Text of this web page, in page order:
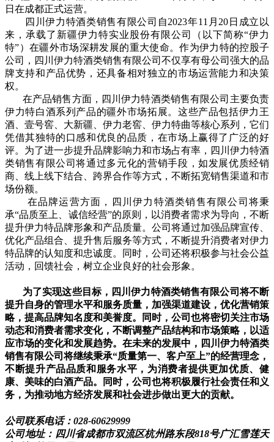
日在成都正式运营。
四川伊力特酒类销售有限公司自2023年11月20日成立以
来，承载了新疆伊力特实业股份有限公司（以下简称“伊力
特”）在疆外市场深耕发展的重大使命。作为伊力特的控股子
公司，四川伊力特酒类销售有限公司不仅享有母公司强大的品
牌支持和产品优势，还具备相对独立的市场运营能力和决策
权。
在产品销售方面，四川伊力特酒类销售有限公司主要负责
伊力特白酒系列产品的疆外市场拓展。这些产品包括伊力王
酒、壹号窖、大新疆、伊力老窖、伊力特曲等核心系列，它们
凭借其独特的口感和优良的品质，在市场上赢得了广泛的好
评。为了进一步提升品牌影响力和市场占有率，四川伊力特酒
类销售有限公司将通过多元化的营销手段，如发展优质经销
商、线上线下结合、跨界合作等方式，不断拓宽销售渠道和市
场份额。
在品牌运营方面，四川伊力特酒类销售有限公司将秉
承“品质至上、诚信经营”的原则，以消费者需求为导向，不断
提升伊力特品牌形象和产品质量。公司将通过加强品牌宣传、
优化产品组合、提升售后服务等方式，不断提升消费者对伊力
特品牌的认知度和忠诚度。同时，公司还将积极参与社会公益
活动，回馈社会，树立企业良好的社会形象。
为了实现这些目标，四川伊力特酒类销售有限公司将不断
提升自身的管理水平和服务质量，加强渠道建设，优化营销策
略，提高品牌知名度和美誉度。同时，公司也将密切关注市场
动态和消费者需求变化，不断调整产品结构和市场策略，以适
应市场的变化和发展趋势。在未来的发展中，四川伊力特酒类
销售有限公司将继续秉承“质量第一、客户至上”的经营理念，
不断提升产品品质和服务水平，为消费者提供更加优质、健
康、美味的白酒产品。同时，公司也将积极履行社会责任和义
务，为推动地方经济发展和社会进步做出更大的贡献。
公司联系电话：028-60629999
公司地址：四川省成都市双流区杭州路东段818号广汇雪莲天